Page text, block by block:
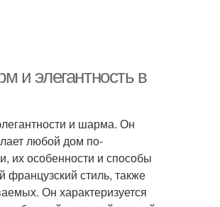
и элегантность в
и шарма. Он
любой дом по-
их особенности и способы
французский стиль, также
Он характеризуется